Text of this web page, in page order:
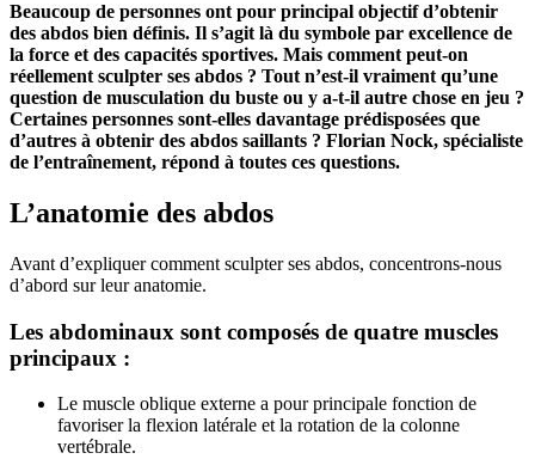
Beaucoup de personnes ont pour principal objectif d’obtenir
des abdos bien définis. Il s’agit là du symbole par excellence de
la force et des capacités sportives. Mais comment peut-on
réellement sculpter ses abdos ? Tout n’est-il vraiment qu’une
question de musculation du buste ou y a-t-il autre chose en jeu ?
Certaines personnes sont-elles davantage prédisposées que
d’autres à obtenir des abdos saillants ? Florian Nock, spécialiste
de l’entraînement, répond à toutes ces questions.
L’anatomie des abdos
Avant d’expliquer comment sculpter ses abdos, concentrons-nous
d’abord sur leur anatomie.
Les abdominaux sont composés de quatre muscles
principaux :
Le muscle oblique externe a pour principale fonction de
favoriser la flexion latérale et la rotation de la colonne
vertébrale.